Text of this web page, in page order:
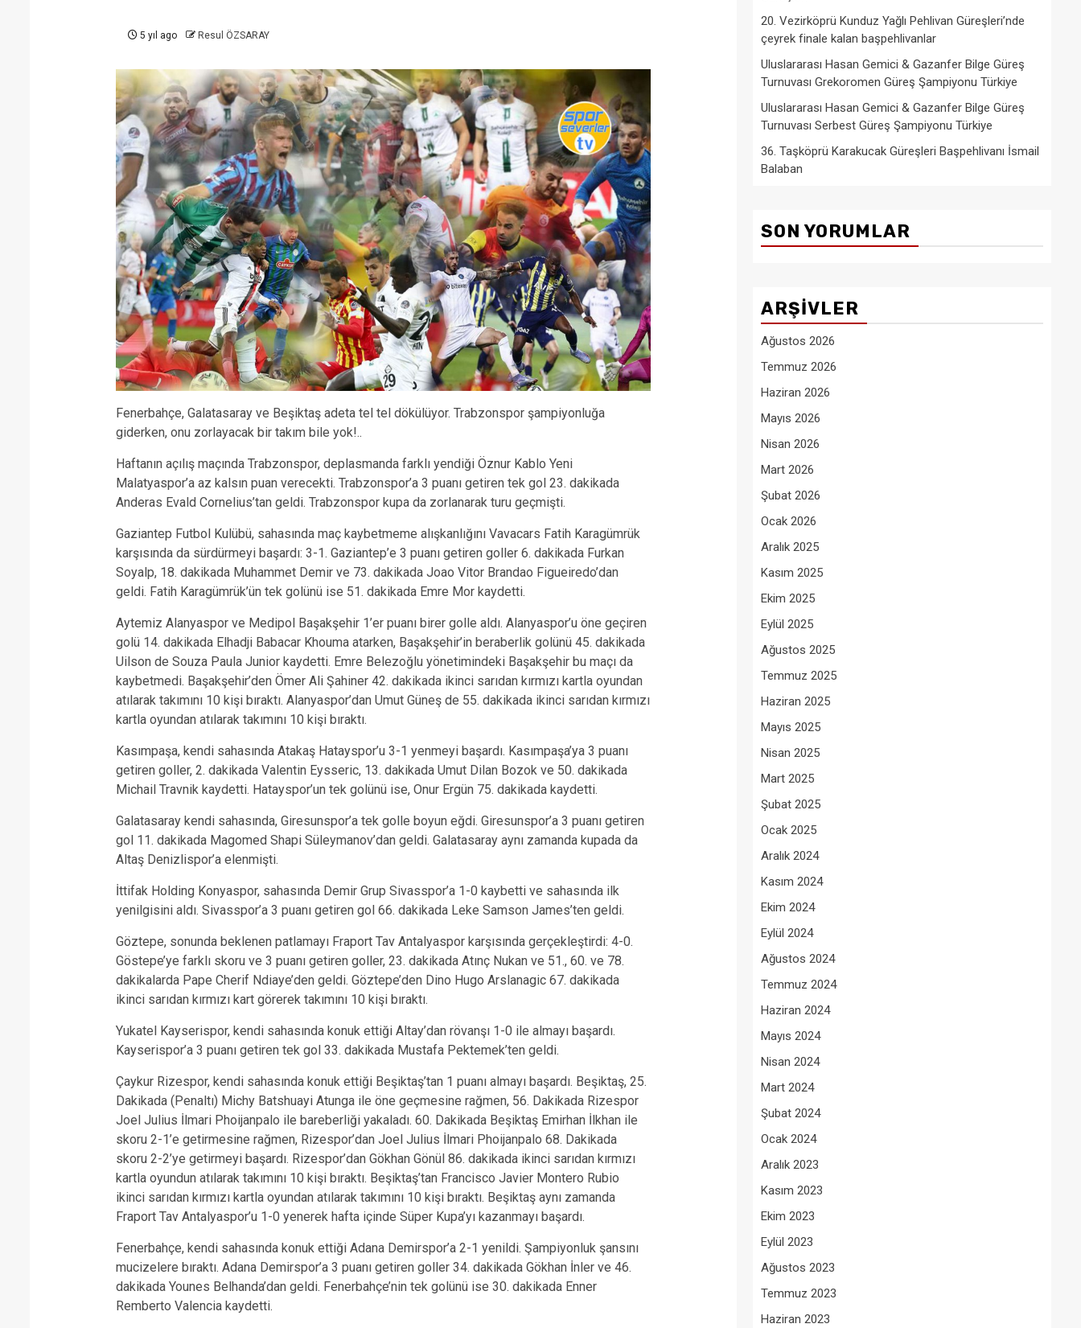
5 yıl ago Resul ÖZSARAY
Fenerbahçe, Galatasaray ve Beşiktaş adeta tel tel dökülüyor. Trabzonspor şampiyonluğa
giderken, onu zorlayacak bir takım bile yok!..
Haftanın açılış maçında Trabzonspor, deplasmanda farklı yendiği Öznur Kablo Yeni
Malatyaspor’a az kalsın puan verecekti. Trabzonspor’a 3 puanı getiren tek gol 23. dakikada
Anderas Evald Cornelius’tan geldi. Trabzonspor kupa da zorlanarak turu geçmişti.
Gaziantep Futbol Kulübü, sahasında maç kaybetmeme alışkanlığını Vavacars Fatih Karagümrük
karşısında da sürdürmeyi başardı: 3-1. Gaziantep’e 3 puanı getiren goller 6. dakikada Furkan
Soyalp, 18. dakikada Muhammet Demir ve 73. dakikada Joao Vitor Brandao Figueiredo’dan
geldi. Fatih Karagümrük’ün tek golünü ise 51. dakikada Emre Mor kaydetti.
Aytemiz Alanyaspor ve Medipol Başakşehir 1’er puanı birer golle aldı. Alanyaspor’u öne geçiren
golü 14. dakikada Elhadji Babacar Khouma atarken, Başakşehir’in beraberlik golünü 45. dakikada
Uilson de Souza Paula Junior kaydetti. Emre Belezoğlu yönetimindeki Başakşehir bu maçı da
kaybetmedi. Başakşehir’den Ömer Ali Şahiner 42. dakikada ikinci sarıdan kırmızı kartla oyundan
atılarak takımını 10 kişi bıraktı. Alanyaspor’dan Umut Güneş de 55. dakikada ikinci sarıdan kırmızı
kartla oyundan atılarak takımını 10 kişi bıraktı.
Kasımpaşa, kendi sahasında Atakaş Hatayspor’u 3-1 yenmeyi başardı. Kasımpaşa’ya 3 puanı
getiren goller, 2. dakikada Valentin Eysseric, 13. dakikada Umut Dilan Bozok ve 50. dakikada
Michail Travnik kaydetti. Hatayspor’un tek golünü ise, Onur Ergün 75. dakikada kaydetti.
Galatasaray kendi sahasında, Giresunspor’a tek golle boyun eğdi. Giresunspor’a 3 puanı getiren
gol 11. dakikada Magomed Shapi Süleymanov’dan geldi. Galatasaray aynı zamanda kupada da
Altaş Denizlispor’a elenmişti.
İttifak Holding Konyaspor, sahasında Demir Grup Sivasspor’a 1-0 kaybetti ve sahasında ilk
yenilgisini aldı. Sivasspor’a 3 puanı getiren gol 66. dakikada Leke Samson James’ten geldi.
Göztepe, sonunda beklenen patlamayı Fraport Tav Antalyaspor karşısında gerçekleştirdi: 4-0.
Göstepe’ye farklı skoru ve 3 puanı getiren goller, 23. dakikada Atınç Nukan ve 51., 60. ve 78.
dakikalarda Pape Cherif Ndiaye’den geldi. Göztepe’den Dino Hugo Arslanagic 67. dakikada
ikinci sarıdan kırmızı kart görerek takımını 10 kişi bıraktı.
Yukatel Kayserispor, kendi sahasında konuk ettiği Altay’dan rövanşı 1-0 ile almayı başardı.
Kayserispor’a 3 puanı getiren tek gol 33. dakikada Mustafa Pektemek’ten geldi.
Çaykur Rizespor, kendi sahasında konuk ettiği Beşiktaş’tan 1 puanı almayı başardı. Beşiktaş, 25.
Dakikada (Penaltı) Michy Batshuayi Atunga ile öne geçmesine rağmen, 56. Dakikada Rizespor
Joel Julius İlmari Phoijanpalo ile bareberliği yakaladı. 60. Dakikada Beşiktaş Emirhan İlkhan ile
skoru 2-1’e getirmesine rağmen, Rizespor’dan Joel Julius İlmari Phoijanpalo 68. Dakikada
skoru 2-2’ye getirmeyi başardı. Rizespor’dan Gökhan Gönül 86. dakikada ikinci sarıdan kırmızı
kartla oyundun atılarak takımını 10 kişi bıraktı. Beşiktaş’tan Francisco Javier Montero Rubio
ikinci sarıdan kırmızı kartla oyundan atılarak takımını 10 kişi bıraktı. Beşiktaş aynı zamanda
Fraport Tav Antalyaspor’u 1-0 yenerek hafta içinde Süper Kupa’yı kazanmayı başardı.
Fenerbahçe, kendi sahasında konuk ettiği Adana Demirspor’a 2-1 yenildi. Şampiyonluk şansını
mucizelere bıraktı. Adana Demirspor’a 3 puanı getiren goller 34. dakikada Gökhan İnler ve 46.
dakikada Younes Belhanda’dan geldi. Fenerbahçe’nin tek golünü ise 30. dakikada Enner
Remberto Valencia kaydetti.
20. Vezirköprü Kunduz Yağlı Pehlivan Güreşleri’nde
çeyrek finale kalan başpehlivanlar
Uluslararası Hasan Gemici & Gazanfer Bilge Güreş
Turnuvası Grekoromen Güreş Şampiyonu Türkiye
Uluslararası Hasan Gemici & Gazanfer Bilge Güreş
Turnuvası Serbest Güreş Şampiyonu Türkiye
36. Taşköprü Karakucak Güreşleri Başpehlivanı İsmail
Balaban
SON YORUMLAR
ARŞIVLER
Ağustos 2026
Temmuz 2026
Haziran 2026
Mayıs 2026
Nisan 2026
Mart 2026
Şubat 2026
Ocak 2026
Aralık 2025
Kasım 2025
Ekim 2025
Eylül 2025
Ağustos 2025
Temmuz 2025
Haziran 2025
Mayıs 2025
Nisan 2025
Mart 2025
Şubat 2025
Ocak 2025
Aralık 2024
Kasım 2024
Ekim 2024
Eylül 2024
Ağustos 2024
Temmuz 2024
Haziran 2024
Mayıs 2024
Nisan 2024
Mart 2024
Şubat 2024
Ocak 2024
Aralık 2023
Kasım 2023
Ekim 2023
Eylül 2023
Ağustos 2023
Temmuz 2023
Haziran 2023